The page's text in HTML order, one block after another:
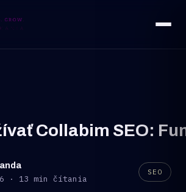
Collabim SEO:
· 13 min čítania
SEO